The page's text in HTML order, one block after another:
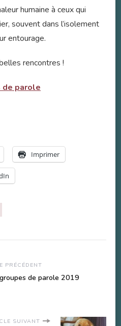
humaine à ceux qui
souvent dans l’isolement
entourage.
rencontres !
de parole
Imprimer
PRÉCÉDENT
de parole 2019
SUIVANT